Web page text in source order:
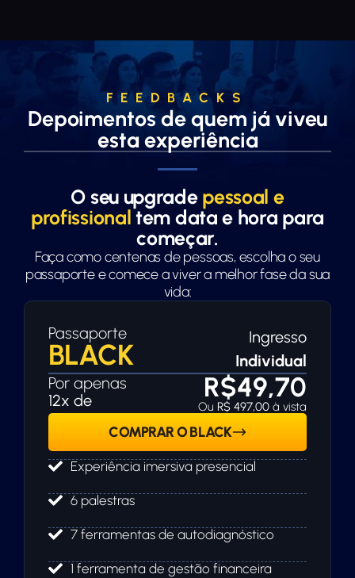
FEEDBACKS
Depoimentos de quem já viveu
esta experiência
O seu upgrade pessoal e
profissionaltem data e hora para
começar.
Faça como centenas de pessoas, escolha o seu
passaporte e comece a viver a melhor fase da sua
vida:
Passaporte
BLACK
Ingresso
Individual
Por apenas
12x de
R$49,70
Ou R$ 497,00 à vista
COMPRAR O BLACK
Experiência imersiva presencial
6 palestras
7 ferramentas de autodiagnóstico
1 ferramenta de gestão financeira